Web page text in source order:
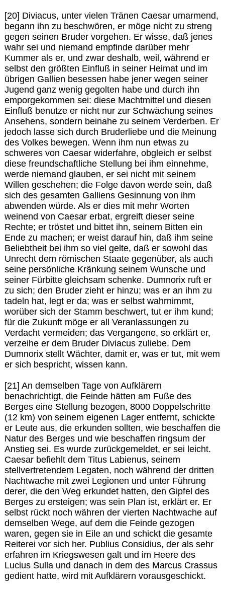
[20] Diviacus, unter vielen Tränen Caesar umarmend,
begann ihn zu beschwören, er möge nicht zu streng
gegen seinen Bruder vorgehen. Er wisse, daß jenes
wahr sei und niemand empfinde darüber mehr
Kummer als er, und zwar deshalb, weil, während er
selbst den größten Einfluß in seiner Heimat und im
übrigen Gallien besessen habe jener wegen seiner
Jugend ganz wenig gegolten habe und durch ihn
emporgekommen sei: diese Machtmittel und diesen
Einfluß benutze er nicht nur zur Schwächung seines
Ansehens, sondern beinahe zu seinem Verderben. Er
jedoch lasse sich durch Bruderliebe und die Meinung
des Volkes bewegen. Wenn ihm nun etwas zu
schweres von Caesar widerfahre, obgleich er selbst
diese freundschaftliche Stellung bei ihm einnehme,
werde niemand glauben, er sei nicht mit seinem
Willen geschehen; die Folge davon werde sein, daß
sich des gesamten Galliens Gesinnung von ihm
abwenden würde. Als er dies mit mehr Worten
weinend von Caesar erbat, ergreift dieser seine
Rechte; er tröstet und bittet ihn, seinem Bitten ein
Ende zu machen; er weist darauf hin, daß ihm seine
Beliebtheit bei ihm so viel gelte, daß er sowohl das
Unrecht dem römischen Staate gegenüber, als auch
seine persönliche Kränkung seinem Wunsche und
seiner Fürbitte gleichsam schenke. Dumnorix ruft er
zu sich; den Bruder zieht er hinzu; was er an ihm zu
tadeln hat, legt er da; was er selbst wahrnimmt,
worüber sich der Stamm beschwert, tut er ihm kund;
für die Zukunft möge er all Veranlassungen zu
Verdacht vermeiden; das Vergangene, so erklärt er,
verzeihe er dem Bruder Diviacus zuliebe. Dem
Dumnorix stellt Wächter, damit er, was er tut, mit wem
er sich bespricht, wissen kann.
[21] An demselben Tage von Aufklärern
benachrichtigt, die Feinde hätten am Fuße des
Berges eine Stellung bezogen, 8000 Doppelschritte
(12 km) von seinem eigenen Lager entfernt, schickte
er Leute aus, die erkunden sollten, wie beschaffen die
Natur des Berges und wie beschaffen ringsum der
Anstieg sei. Es wurde zurückgemeldet, er sei leicht.
Caesar befiehlt dem Titus Labienus, seinem
stellvertretendem Legaten, noch während der dritten
Nachtwache mit zwei Legionen und unter Führung
derer, die den Weg erkundet hatten, den Gipfel des
Berges zu ersteigen; was sein Plan ist, erklärt er. Er
selbst rückt noch währen der vierten Nachtwache auf
demselben Wege, auf dem die Feinde gezogen
waren, gegen sie in Eile an und schickt die gesamte
Reiterei vor sich her. Publius Considius, der als sehr
erfahren im Kriegswesen galt und im Heere des
Lucius Sulla und danach in dem des Marcus Crassus
gedient hatte, wird mit Aufklärern vorausgeschickt.